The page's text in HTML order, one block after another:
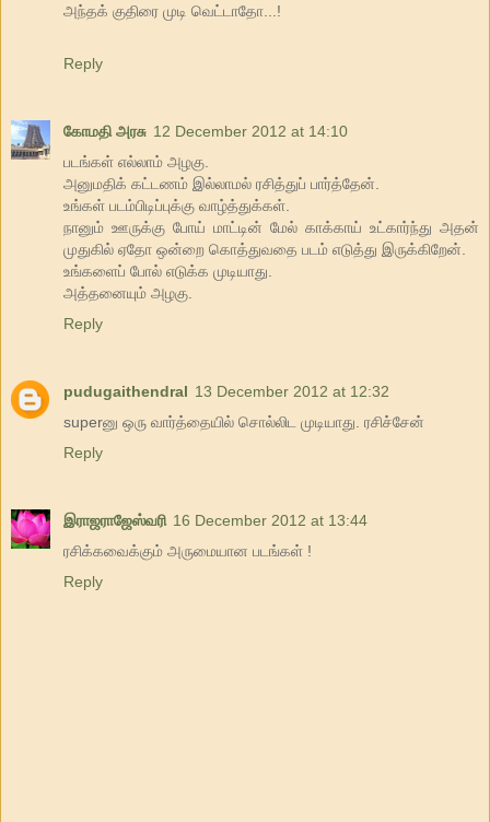
அந்தக் குதிரை முடி வெட்டாதோ...!
Reply
கோமதி அரசு 12 December 2012 at 14:10
படங்கள் எல்லாம் அழகு.
அனுமதிக் கட்டணம் இல்லாமல் ரசித்துப் பார்த்தேன்.
உங்கள் படம்பிடிப்புக்கு வாழ்த்துக்கள்.
நானும் ஊருக்கு போய் மாட்டின் மேல் காக்காய் உட்கார்ந்து அதன்
முதுகில் ஏதோ ஒன்றை கொத்துவதை படம் எடுத்து இருக்கிறேன்.
உங்களைப் போல் எடுக்க முடியாது.
அத்தனையும் அழகு.
Reply
pudugaithendral 13 December 2012 at 12:32
superனு ஒரு வார்த்தையில் சொல்லிட முடியாது. ரசிச்சேன்
Reply
இராஜராஜேஸ்வரி 16 December 2012 at 13:44
ரசிக்கவைக்கும் அருமையான படங்கள் !
Reply